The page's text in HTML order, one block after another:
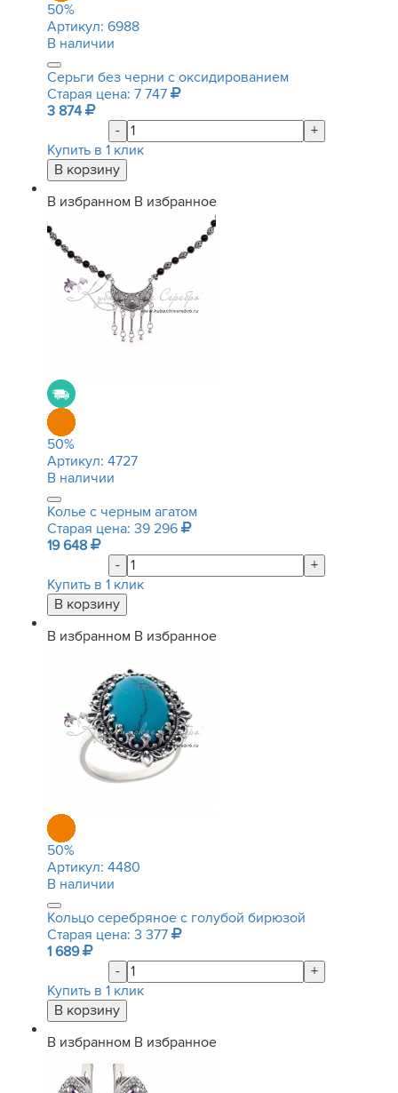
50%
Артикул: 6988
В наличии
Серьги без черни с оксидированием
Старая цена: 7 747
3 874
-
+
Купить в 1 клик
В избранном В избранное
50%
Артикул: 4727
В наличии
Колье с черным агатом
Старая цена: 39 296
19 648
-
+
Купить в 1 клик
В избранном В избранное
50%
Артикул: 4480
В наличии
Кольцо серебряное с голубой бирюзой
Старая цена: 3 377
1 689
-
+
Купить в 1 клик
В избранном В избранное